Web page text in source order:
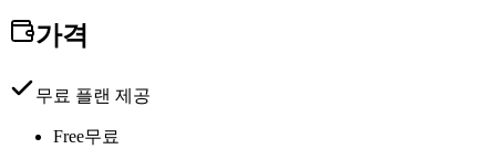
가격
무료 플랜 제공
Free무료